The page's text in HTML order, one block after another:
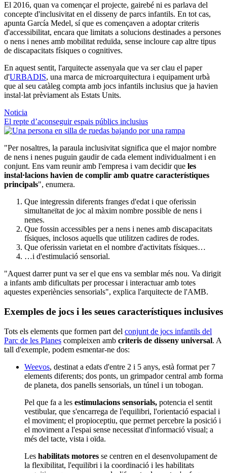
El 2016, quan va començar el projecte, gairebé ni es parlava del
concepte d'inclusivitat en el disseny de parcs infantils. En tot cas,
apunta García Medel, sí que es començaven a adoptar criteris
d'accessibilitat, encara que limitats a solucions destinades a persones
o nens i nenes amb mobilitat reduïda, sense incloure cap altre tipus
de discapacitats físiques o cognitives.
En aquest sentit, l'arquitecte assenyala que va ser clau el paper
d'URBADIS, una marca de microarquitectura i equipament urbà
que al seu catàleg compta amb jocs infantils inclusius que ja havien
instal·lat prèviament als Estats Units.
Noticia
El repte d’aconseguir espais públics inclusius
"Per nosaltres, la paraula inclusivitat significa que el major nombre
de nens i nenes puguin gaudir de cada element individualment i en
conjunt. Ens vam reunir amb l'empresa i vam decidir que les
instal·lacions havien de complir amb quatre característiques
principals", enumera.
Que integressin diferents franges d'edat i que oferissin
simultaneïtat de joc al màxim nombre possible de nens i
nenes.
Que fossin accessibles per a nens i nenes amb discapacitats
físiques, inclosos aquells que utilitzen cadires de rodes.
Que oferissin varietat en el nombre d'activitats físiques…
…i d'estimulació sensorial.
"Aquest darrer punt va ser el que ens va semblar més nou. Va dirigit
a infants amb dificultats per processar i interactuar amb totes
aquestes experiències sensorials", explica l'arquitecte de l'AMB.
Exemples de jocs i les seues característiques inclusives
Tots els elements que formen part del conjunt de jocs infantils del
Parc de les Planes compleixen amb criteris de disseny universal. A
tall d'exemple, podem esmentar-ne dos:
Weevos, destinat a edats d'entre 2 i 5 anys, està format per 7
elements diferents; dos ponts, un grimpador central amb forma
de planeta, dos panells sensorials, un túnel i un tobogan.
Pel que fa a les estimulacions sensorials, potencia el sentit
vestibular, que s'encarrega de l'equilibri, l'orientació espacial i
el moviment; el propioceptiu, que permet percebre la posició i
el moviment a l'espai sense necessitat d'informació visual; a
més del tacte, vista i oïda.
Les habilitats motores se centren en el desenvolupament de
la flexibilitat, l'equilibri i la coordinació i les habilitats